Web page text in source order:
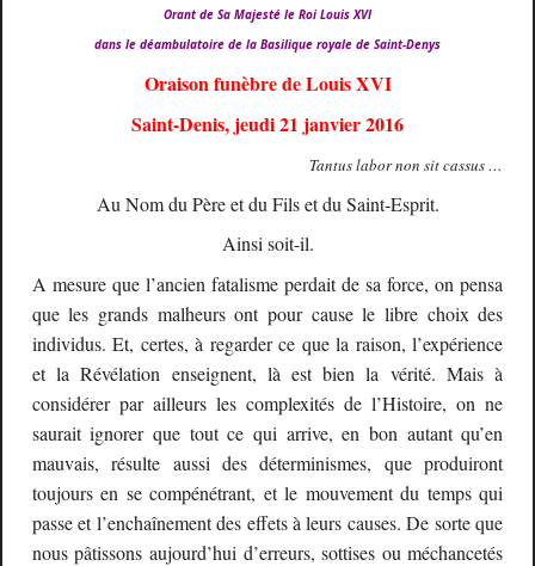
Orant de Sa Majesté le Roi Louis XVI
dans le déambulatoire de la Basilique royale de Saint-Denys
Oraison funèbre de Louis XVI
Saint-Denis, jeudi 21 janvier 2016
Tantus labor non sit cassus …
Au Nom du Père et du Fils et du Saint-Esprit.
Ainsi soit-il.
A mesure que l’ancien fatalisme perdait de sa force, on pensa
que les grands malheurs ont pour cause le libre choix des
individus. Et, certes, à regarder ce que la raison, l’expérience
et la Révélation enseignent, là est bien la vérité. Mais à
considérer par ailleurs les complexités de l’Histoire, on ne
saurait ignorer que tout ce qui arrive, en bon autant qu’en
mauvais, résulte aussi des déterminismes, que produiront
toujours en se compénétrant, et le mouvement du temps qui
passe et l’enchaînement des effets à leurs causes. De sorte que
nous pâtissons aujourd’hui d’erreurs, sottises ou méchancetés